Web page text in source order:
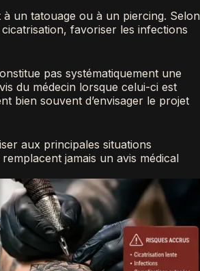
un tatouage ou à un piercing. Selon
favoriser les infections
pas systématiquement une
du médecin lorsque celui-ci est
bien souvent d’envisager le projet
aux principales situations
jamais un avis médical